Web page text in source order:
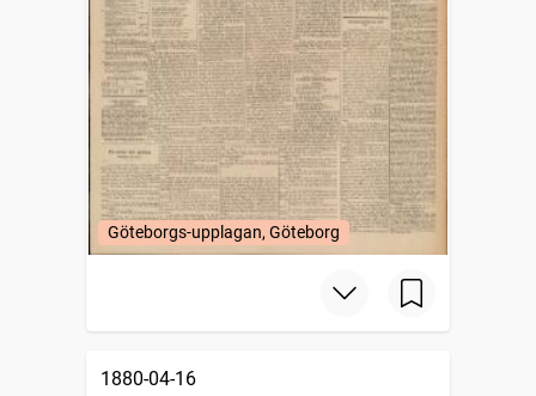
Göteborgs-upplagan, Göteborg
1880-04-16